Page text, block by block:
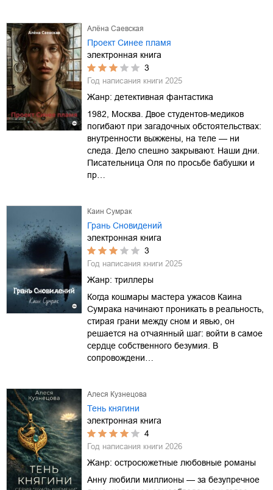
Алёна Саевская
Проект Синее пламя
электронная книга
3
Год написания книги 2025
Жанр: детективная фантастика
1982, Москва. Двое студентов-медиков
погибают при загадочных обстоятельствах:
внутренности выжжены, на теле — ни
следа. Дело спешно закрывают. Наши дни.
Писательница Оля по просьбе бабушки и
пр…
Каин Сумрак
Грань Сновидений
электронная книга
3
Год написания книги 2025
Жанр: триллеры
Когда кошмары мастера ужасов Каина
Сумрака начинают проникать в реальность,
стирая грани между сном и явью, он
решается на отчаянный шаг: войти в самое
сердце собственного безумия. В
сопровождени…
Алеся Кузнецова
Тень княгини
электронная книга
4
Год написания книги 2026
Жанр: остросюжетные любовные романы
Анну любили миллионы — за безупречное